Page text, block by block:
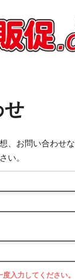
せ
、お問い合わせ
い。
入力してください。